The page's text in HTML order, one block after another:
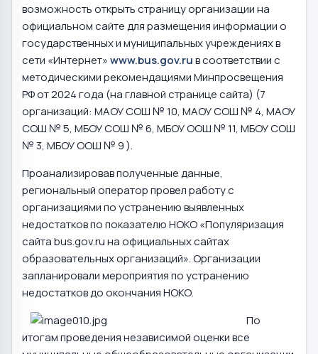
возможность открыть страницу организации на
официальном сайте для размещения информации о
государственных и муниципальных учреждениях в
сети «Интернет»www.bus.gov.ruв соответствии с
методическими рекомендациями Минпросвещения
РФ от 2024 года (на главной странице сайта) (7
организаций: МАОУ СОШ № 10, МАОУ СОШ № 4, МАОУ
СОШ № 5, МБОУ СОШ № 6, МБОУ ООШ № 11, МБОУ СОШ
№ 3, МБОУ ООШ № 9 ).
Проанализировав полученные данные,
региональный оператор провел работу с
организациями по устранению выявленных
недостатков по показателю НОКО «Популяризация
сайта bus.gov.ru на официальных сайтах
образовательных организаций». Организации
запланировали мероприятия по устранению
недостатков до окончания НОКО.
По
итогам проведения независимой оценки все